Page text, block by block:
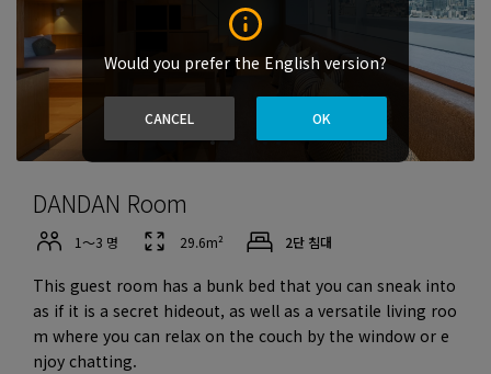
Would you prefer the English version?
CANCEL OK
DANDAN Room
1～3 명 29.6m² 2단 침대
This guest room has a bunk bed that you can sneak into
as if it is a secret hideout, as well as a versatile living roo
m where you can relax on the couch by the window or e
njoy chatting.